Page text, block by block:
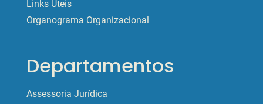
Links Úteis
Organograma Organizacional
Departamentos
Assessoria Jurídica